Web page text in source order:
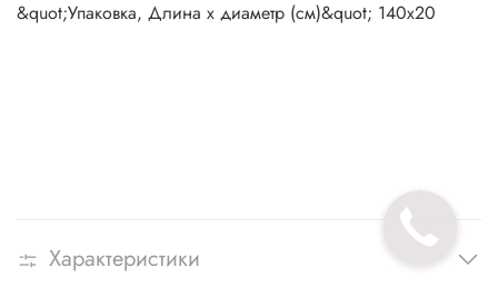
&quot;Упаковка, Длина х диаметр (см)&quot; 140х20
Характеристики